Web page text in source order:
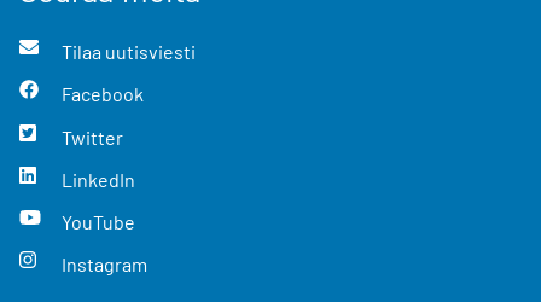
Tilaa uutisviesti
Facebook
Twitter
LinkedIn
YouTube
Instagram